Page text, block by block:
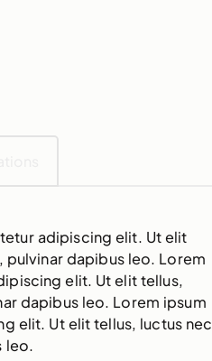
adipiscing elit. Ut elit
dapibus leo. Lorem
elit. Ut elit tellus,
dapibus leo. Lorem ipsum
elit. Ut elit tellus, luctus nec
leo.